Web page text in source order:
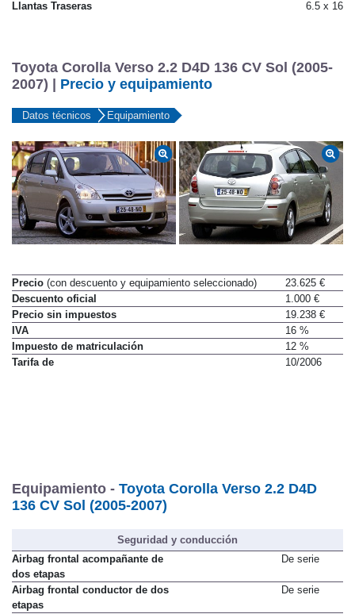
Llantas Traseras 6.5 x 16
Toyota Corolla Verso 2.2 D4D 136 CV Sol (2005-
2007) | Precio y equipamiento
Datos técnicos Equipamiento
Precio (con descuento y equipamiento seleccionado)
23.625 €
Descuento oficial
1.000 €
Precio sin impuestos
19.238 €
IVA
16 %
Impuesto de matriculación
12 %
Tarifa de
10/2006
Equipamiento - Toyota Corolla Verso 2.2 D4D
136 CV Sol (2005-2007)
Seguridad y conducción
Airbag frontal acompañante de
dos etapas
De serie
Airbag frontal conductor de dos
etapas
De serie